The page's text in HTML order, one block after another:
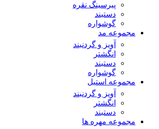
پیرسینگ نقره
دستبند
گوشواره
مجموعه مد
آویز و گردنبند
انگشتر
دستبند
گوشواره
مجموعه استیل
آویز و گردنبند
انگشتر
دستبند
مجموعه مهره ها